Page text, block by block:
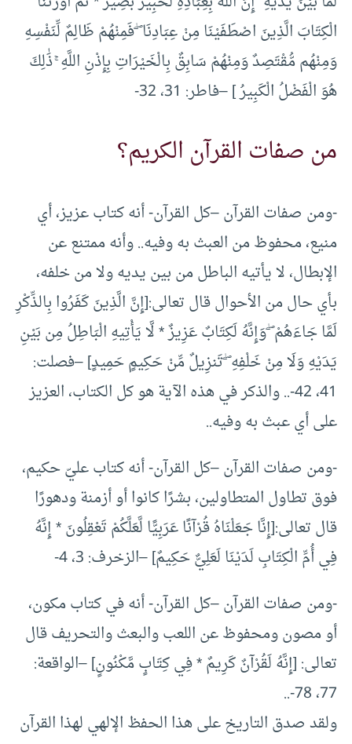
الْكِتَابَ الَّذِينَ اصْطَفَيْنَا مِنْ عِبَادِنَا ۖ فَمِنْهُمْ ظَالِمٌ لِّنَفْسِهِ
وَمِنْهُم مُّقْتَصِدٌ وَمِنْهُمْ سَابِقٌ بِالْخَيْرَاتِ بِإِذْنِ اللَّهِ ۚ ذَٰلِكَ
هُوَ الْفَضْلُ الْكَبِيرُ ] –فاطر: 31، 32-
من صفات القرآن الكريم؟
-ومن صفات القرآن –كل القرآن- أنه كتاب عزيز، أي
منيع، محفوظ من العبث به وفيه.. وأنه ممتنع عن
الإبطال، لا يأتيه الباطل من بين يديه ولا من خلفه،
بأي حال من الأحوال قال تعالى:[إِنَّ الَّذِينَ كَفَرُوا بِالذِّكْرِ
لَمَّا جَاءَهُمْ ۖ وَإِنَّهُ لَكِتَابٌ عَزِيزٌ * لَّا يَأْتِيهِ الْبَاطِلُ مِن بَيْنِ
يَدَيْهِ وَلَا مِنْ خَلْفِهِ ۖ تَنزِيلٌ مِّنْ حَكِيمٍ حَمِيدٍ] –فصلت:
41، 42-.. والذكر في هذه الآية هو كل الكتاب، العزيز
على أي عبث به وفيه..
-ومن صفات القرآن –كل القرآن- أنه كتاب عليّ حكيم،
فوق تطاول المتطاولين، بشرًا كانوا أو أزمنة ودهورًا
قال تعالى:[إِنَّا جَعَلْنَاهُ قُرْآنًا عَرَبِيًّا لَّعَلَّكُمْ تَعْقِلُونَ * إِنَّهُ
فِي أُمِّ الْكِتَابِ لَدَيْنَا لَعَلِيٌّ حَكِيمٌ] –الزخرف: 3، 4-
-ومن صفات القرآن –كل القرآن- أنه في كتاب مكون،
أو مصون ومحفوظ عن اللعب والبعث والتحريف قال
تعالى: [إِنَّهُ لَقُرْآنٌ كَرِيمٌ * فِي كِتَابٍ مَّكْنُونٍ] –الواقعة:
77، 78-..
ولقد صدق التاريخ على هذا الحفظ الإلهي لهذا القرآن